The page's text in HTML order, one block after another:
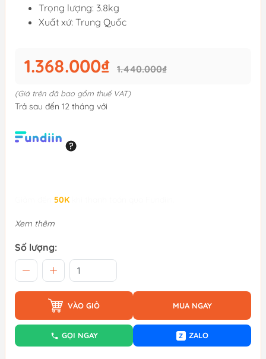
Trọng lượng: 3.8kg
Xuất xứ: Trung Quốc
1.368.000₫ 1.440.000₫
(Giá trên đã bao gồm thuế VAT)
Trả sau đến 12 tháng với
50K
Xem thêm
Số lượng:
VÀO GIỎ MUA NGAY
GỌI NGAY Z ZALO